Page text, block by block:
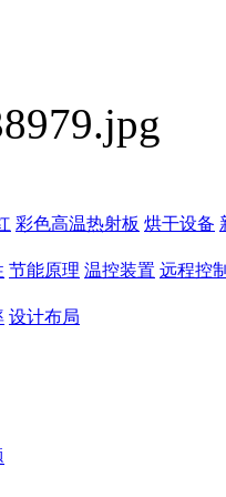
彩色高温热射板 烘干设备
节能原理 温控装置 远程控
设计布局